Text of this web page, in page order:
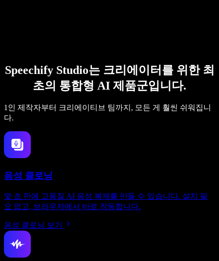
Speechify Studio는 크리에이터를 위한 최
초의 통합형 AI 제품군입니다.
1인 제작자부터 크리에이티브 팀까지, 모든 게 훨씬 쉬워집니
다.
음성 클로닝
몇 초 만에 고품질 AI 음성 복제를 만들 수 있습니다. 설치 필
요 없고, 브라우저에서 바로 작동합니다.
음성 클로닝 보기